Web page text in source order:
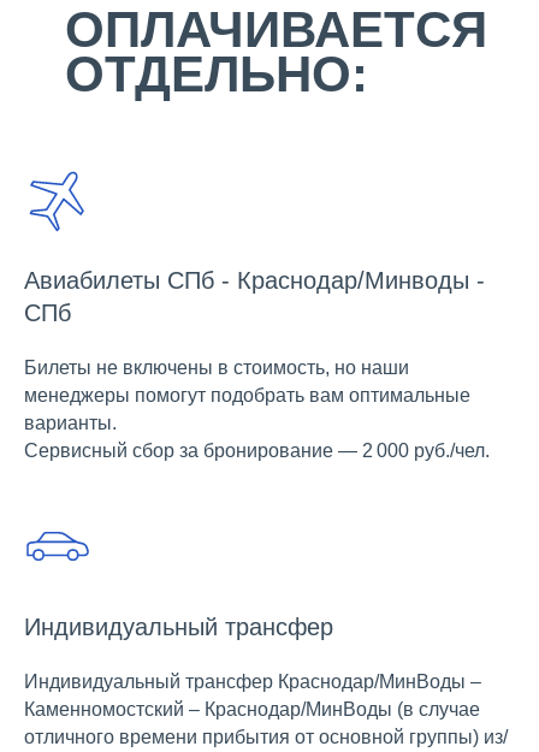
ОПЛАЧИВАЕТСЯ
ОТДЕЛЬНО:
Авиабилеты СПб - Краснодар/Минводы -
СПб
Билеты не включены в стоимость, но наши
менеджеры помогут подобрать вам оптимальные
варианты.
Сервисный сбор за бронирование — 2 000 руб./чел.
Индивидуальный трансфер
Индивидуальный трансфер Краснодар/МинВоды –
Каменномостский – Краснодар/МинВоды (в случае
отличного времени прибытия от основной группы) из/